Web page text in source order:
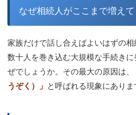
なぜ相続人がここまで増え
家族だけで話し合えばよいはずの
数十人を巻き込む大規模な手続き
ぜでしょうか。その最大の原因は、
うぞく）」 と呼ばれる現象にありま